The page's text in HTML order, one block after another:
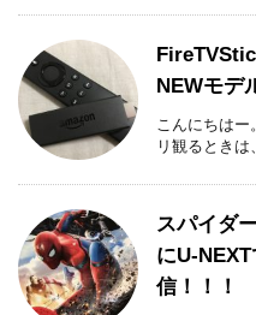
NEWモデ
こんにちは
リ観るとき
スパイダ
にU-
信！！！